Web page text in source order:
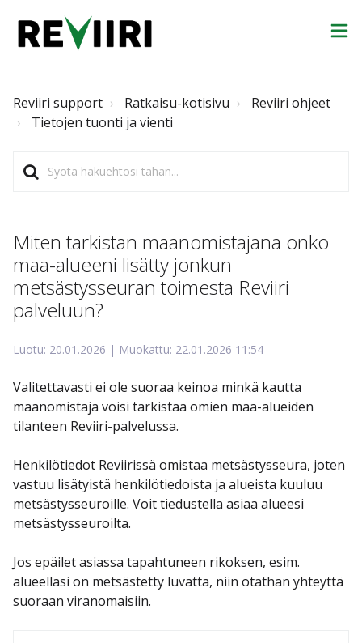
Reviiri support Ratkaisu-kotisivu
Reviiri ohjeet
Tietojen tuonti ja vienti
Miten tarkistan maanomistajana onko
maa-alueeni lisätty jonkun
metsästysseuran toimesta Reviiri
palveluun?
Luotu: 20.01.2026 | Muokattu: 22.01.2026 11:54
Valitettavasti ei ole suoraa keinoa minkä kautta
maanomistaja voisi tarkistaa omien maa-alueiden
tilanteen Reviiri-palvelussa.
Henkilötiedot Reviirissä omistaa metsästysseura, joten
vastuu lisätyistä henkilötiedoista ja alueista kuuluu
metsästysseuroille. Voit tiedustella asiaa alueesi
metsästysseuroilta.
Jos epäilet asiassa tapahtuneen rikoksen, esim.
alueellasi on metsästetty luvatta, niin otathan yhteyttä
suoraan viranomaisiin.